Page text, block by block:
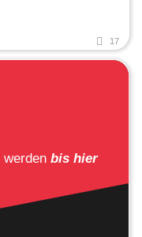
17
werden bis hier